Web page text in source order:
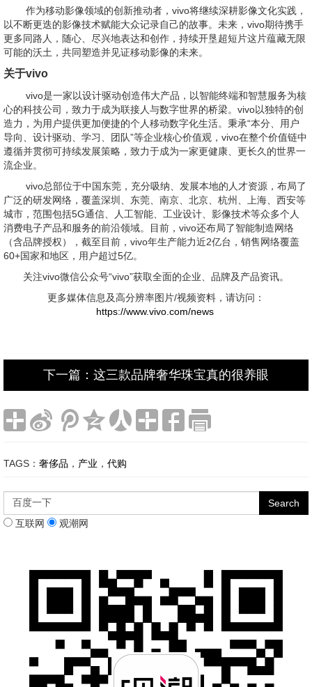
作为移动影像领域的创新推动者，vivo将继续深耕影像文化实践，
以不断更迭的影像技术赋能大众记录自己的故事。未来，vivo期待携手
更多同路人，随心、尽兴地表达和创作，持续开垦超短片这片蕴藏无限
可能的沃土，共同塑造并见证移动影像的未来。
关于vivo
vivo是一家以设计驱动创造伟大产品，以智能终端和智慧服务为核
心的科技公司，致力于成为联接人与数字世界的桥梁。vivo以独特的创
造力，为用户提供更加便捷的个人移动数字化生活。秉承“本分、用户
导向、设计驱动、学习、团队”等企业核心价值观，vivo在整个价值链中
遵循并贯彻可持续发展策略，致力于成为一家更健康、更长久的世界一
流企业。
vivo总部位于中国东莞，充分吸纳、发展本地的人才资源，布局了
广泛的研发网络，覆盖深圳、东莞、南京、北京、杭州、上海、西安等
城市，范围包括5G通信、人工智能、工业设计、影像技术等众多个人
消费电子产品和服务的前沿领域。目前，vivo还布局了智能制造网络
（含品牌授权），截至目前，vivo年生产能力近2亿台，销售网络覆盖
60+国家和地区，用户超过5亿。
关注vivo微信公众号“vivo”获取全面的企业、品牌及产品资讯。
更多媒体信息及高分辨率图片/视频资料，请访问：
https://www.vivo.com/news
下一篇：这三款品牌奢华珠宝真的很养眼
TAGS： 奢侈品 ， 产业 ， 代购
互联网 观潮网